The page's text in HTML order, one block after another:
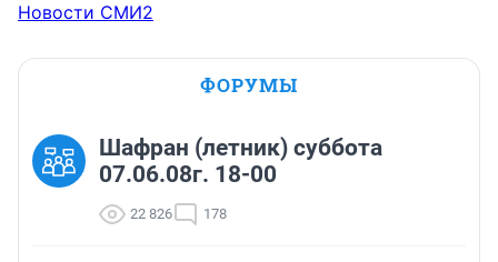
Новости СМИ2
ФОРУМЫ
Шафран (летник) суббота
07.06.08г. 18-00
22 826 178